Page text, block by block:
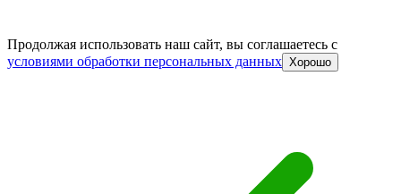
Продолжая использовать наш сайт, вы соглашаетесь c
условиями обработки персональных данных Хорошо